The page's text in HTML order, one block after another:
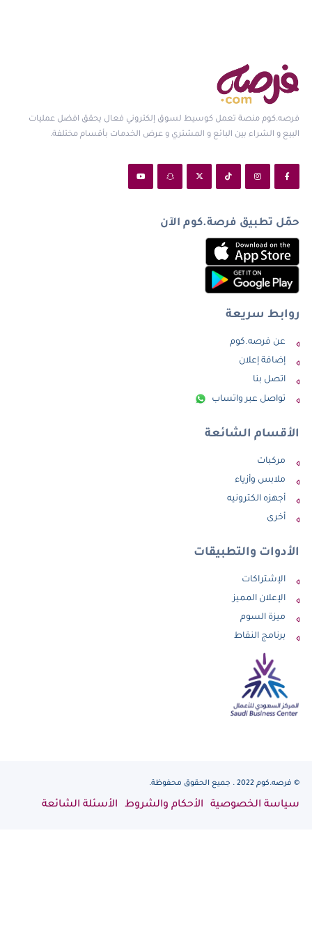
فرصه.كوم منصة تعمل كوسيط لسوق إلكتروني فعال يحقق افضل عمليات
البيع و الشراء بين البائع و المشتري و عرض الخدمات بأقسام مختلفة.
حمّل تطبيق فرصة.كوم الآن
روابط سريعة
عن فرصه.كوم
إضافة إعلان
اتصل بنا
تواصل عبر واتساب
الأقسام الشائعة
مركبات
ملابس وأزياء
أجهزه الكترونيه
أخرى
الأدوات والتطبيقات
الإشتراكات
الإعلان المميز
ميزة السوم
برنامج النقاط
© فرصه.كوم 2022 . جميع الحقوق محفوظة.
سياسة الخصوصية الأحكام والشروط الأسئلة الشائعة